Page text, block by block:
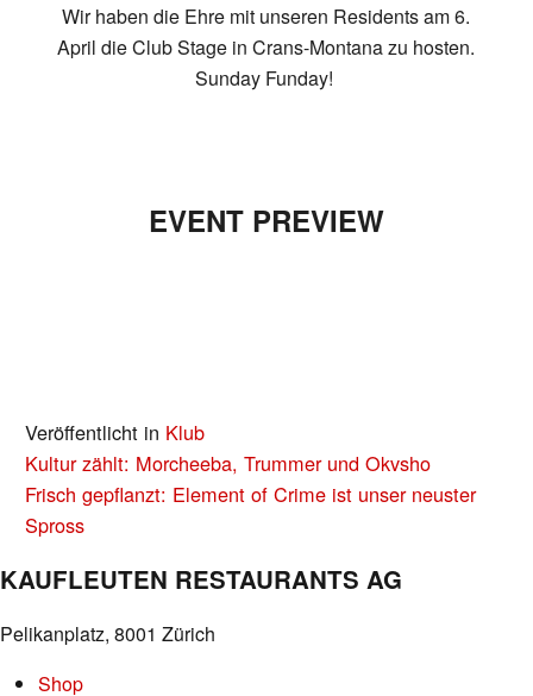
Wir haben die Ehre mit unseren Residents am 6.
April die Club Stage in Crans-Montana zu hosten.
Sunday Funday!
EVENT PREVIEW
Veröffentlicht in Klub
BEITRAGS-
NAVIGATION
Kultur zählt: Morcheeba, Trummer und Okvsho
Frisch gepflanzt: Element of Crime ist unser neuster
Spross
KAUFLEUTEN RESTAURANTS AG
Pelikanplatz, 8001 Zürich
Shop